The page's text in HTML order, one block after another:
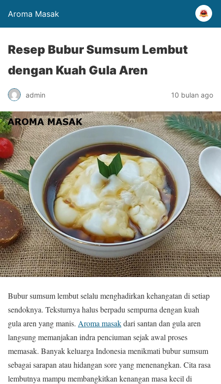
Aroma Masak
Resep Bubur Sumsum Lembut
dengan Kuah Gula Aren
admin 10 bulan ago
Bubur sumsum lembut selalu menghadirkan kehangatan di setiap
sendoknya. Teksturnya halus berpadu sempurna dengan kuah
gula aren yang manis. Aroma masakdari santan dan gula aren
langsung memanjakan indra penciuman sejak awal proses
memasak. Banyak keluarga Indonesia menikmati bubur sumsum
sebagai sarapan atau hidangan sore yang menenangkan. Cita rasa
lembutnya mampu membangkitkan kenangan masa kecil di